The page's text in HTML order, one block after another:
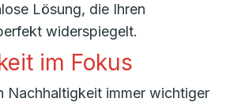
Lösung, die Ihren
widerspiegelt.
im Fokus
Nachhaltigkeit immer wichtiger